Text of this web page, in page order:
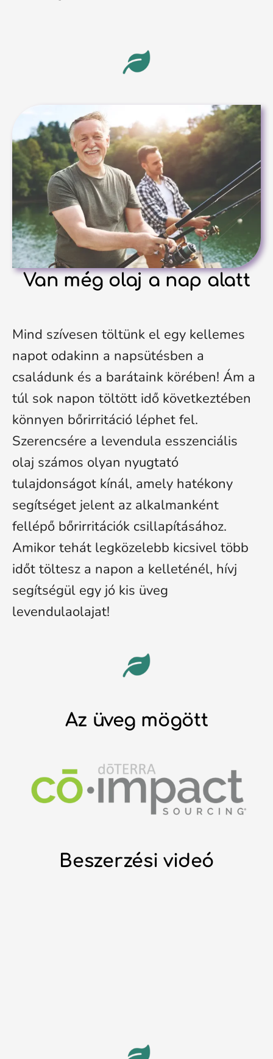
Van még olaj a nap alatt
Mind szívesen töltünk el egy kellemes
napot odakinn a napsütésben a
családunk és a barátaink körében! Ám a
túl sok napon töltött idő következtében
könnyen bőrirritáció léphet fel.
Szerencsére a levendula esszenciális
olaj számos olyan nyugtató
tulajdonságot kínál, amely hatékony
segítséget jelent az alkalmanként
fellépő bőrirritációk csillapításához.
Amikor tehát legközelebb kicsivel több
időt töltesz a napon a kelleténél, hívj
segítségül egy jó kis üveg
levendulaolajat!
Az üveg mögött
Beszerzési videó